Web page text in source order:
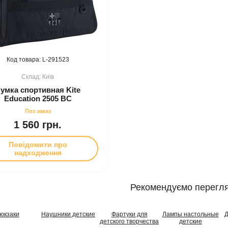
291523
Київ
спортивная Kite
Education 2505 BC
1 560 грн.
Повідомити про
надходження
Рекомендуємо
Наушники детские
Фартуки для
детского творчества
Лампы настольные
детские